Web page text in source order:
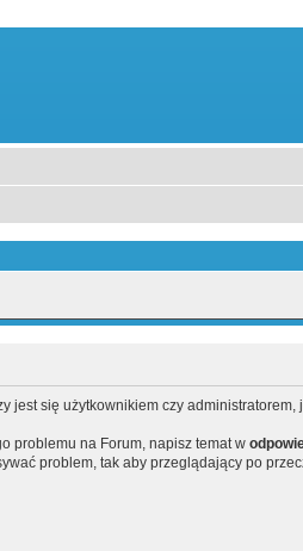
jest się użytkownikiem czy
problemu na Forum, napisz temat w
problem, tak aby przeglądający po